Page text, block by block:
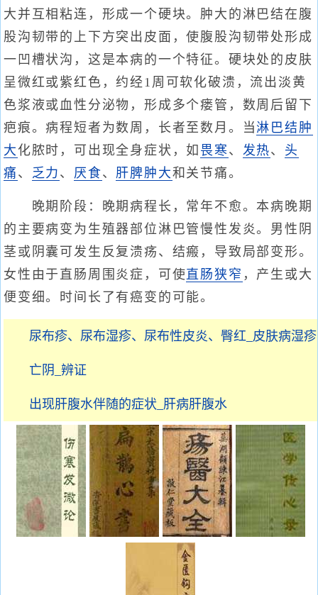
大并互相粘连，形成一个硬块。肿大的淋巴结在腹
股沟韧带的上下方突出皮面，使腹股沟韧带处形成
一凹槽状沟，这是本病的一个特征。硬块处的皮肤
呈微红或紫红色，约经1周可软化破溃，流出淡黄
色浆液或血性分泌物，形成多个瘘管，数周后留下
疤痕。病程短者为数周，长者至数月。当 淋巴结肿
大 化脓时，可出现全身症状，如 畏寒 、 发热、 头
痛 、 乏力 、 厌食、 肝脾肿大和关节痛。
晚期阶段：晚期病程长，常年不愈。本病晚期
的主要病变为生殖器部位淋巴管慢性发炎。男性阴
茎或阴囊可发生反复溃疡、结瘢，导致局部变形。
女性由于直肠周围炎症，可使直肠狭窄 ，产生或大
便变细。时间长了有癌变的可能。
尿布疹、尿布湿疹、尿布性皮炎、臀红_皮肤病湿疹
亡阴_辨证
出现肝腹水伴随的症状_肝病肝腹水